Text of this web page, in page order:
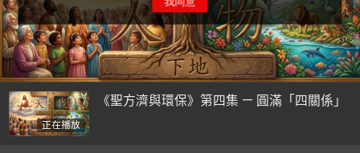
正在播放
《聖方濟與環保》第四集 — 圓滿「四關係」